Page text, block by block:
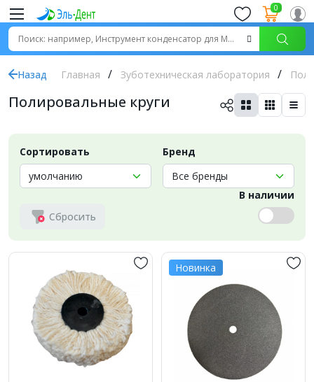
0
Назад Главная Зуботехническая лаборатория
Полировальные круги
Сортировать Бренд
Сбросить
В наличии
Новинка